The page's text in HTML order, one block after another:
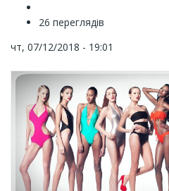
26 переглядів
чт, 07/12/2018 - 19:01